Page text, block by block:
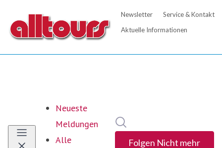
Neueste
Meldungen
Alle
Folgen Nicht mehr